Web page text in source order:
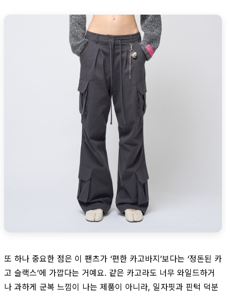
또 하나 중요한 점은 이 팬츠가 ‘편한 카고바지’보다는 ‘정돈된 카
고 슬랙스’에 가깝다는 거예요. 같은 카고라도 너무 와일드하거
나 과하게 군복 느낌이 나는 제품이 아니라, 일자핏과 핀턱 덕분